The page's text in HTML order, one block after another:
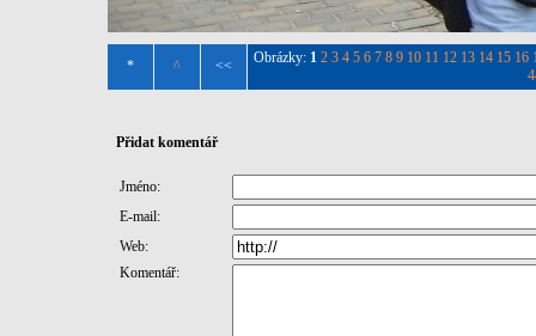
* ^ << Obrázky: 1 2 3 4 5 6 7 8 9 10 11 12 13 14 15 16
Přidat komentář
Jméno:
E-mail:
Web:
Komentář: